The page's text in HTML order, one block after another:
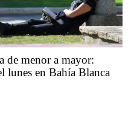
de menor a mayor:
lunes en Bahía Blanca